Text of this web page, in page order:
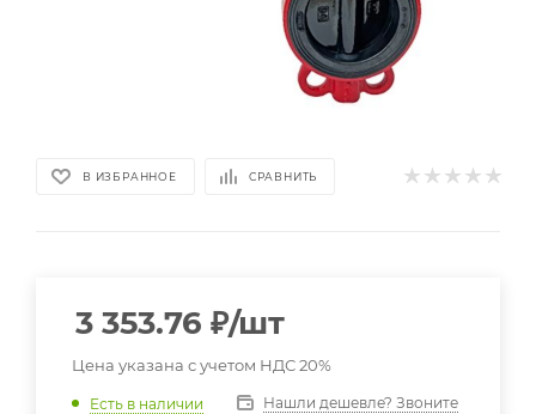
В ИЗБРАННОЕ СРАВНИТЬ
3 353.76 ₽/шт
Цена указана с учетом НДС 20%
Есть в наличии Нашли дешевле? Звоните